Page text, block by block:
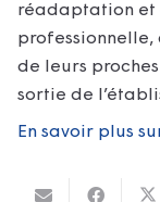
réadaptation et
professionnelle,
de leurs
sortie de
En savoir plus